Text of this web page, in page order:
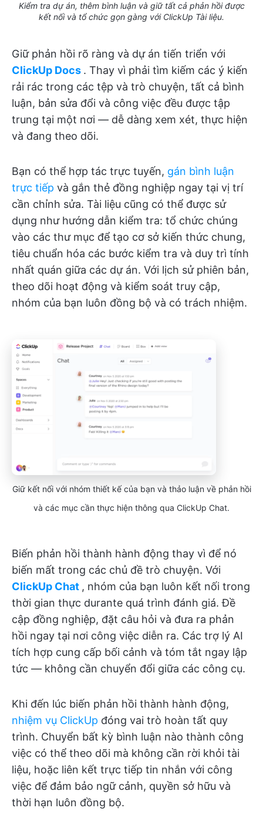
Kiểm tra dự án, thêm bình luận và giữ tất cả phản hồi được
kết nối và tổ chức gọn gàng với ClickUp Tài liệu.
Giữ phản hồi rõ ràng và dự án tiến triển với
ClickUp Docs . Thay vì phải tìm kiếm các ý kiến
rải rác trong các tệp và trò chuyện, tất cả bình
luận, bản sửa đổi và công việc đều được tập
trung tại một nơi — dễ dàng xem xét, thực hiện
và đang theo dõi.
Bạn có thể hợp tác trực tuyến, gán bình luận
trực tiếp và gắn thẻ đồng nghiệp ngay tại vị trí
cần chỉnh sửa. Tài liệu cũng có thể được sử
dụng như hướng dẫn kiểm tra: tổ chức chúng
vào các thư mục để tạo cơ sở kiến thức chung,
tiêu chuẩn hóa các bước kiểm tra và duy trì tính
nhất quán giữa các dự án. Với lịch sử phiên bản,
theo dõi hoạt động và kiểm soát truy cập,
nhóm của bạn luôn đồng bộ và có trách nhiệm.
Giữ kết nối với nhóm thiết kế của bạn và thảo luận về phản hồi
và các mục cần thực hiện thông qua ClickUp Chat.
Biến phản hồi thành hành động thay vì để nó
biến mất trong các chủ đề trò chuyện. Với
ClickUp Chat , nhóm của bạn luôn kết nối trong
thời gian thực durante quá trình đánh giá. Đề
cập đồng nghiệp, đặt câu hỏi và đưa ra phản
hồi ngay tại nơi công việc diễn ra. Các trợ lý AI
tích hợp cung cấp bối cảnh và tóm tắt ngay lập
tức — không cần chuyển đổi giữa các công cụ.
Khi đến lúc biến phản hồi thành hành động,
nhiệm vụ ClickUp đóng vai trò hoàn tất quy
trình. Chuyển bất kỳ bình luận nào thành công
việc có thể theo dõi mà không cần rời khỏi tài
liệu, hoặc liên kết trực tiếp tin nhắn với công
việc để đảm bảo ngữ cảnh, quyền sở hữu và
thời hạn luôn đồng bộ.